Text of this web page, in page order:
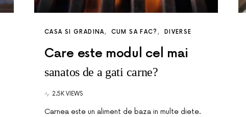
CASA SI GRADINA CUM SA FAC? DIVERSE
Care este modul cel mai
sanatos de a gati carne?
2.5K VIEWS
Carnea este un aliment de baza in multe diete.